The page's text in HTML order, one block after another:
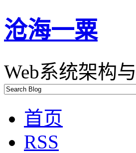
沧海一粟
Web系统架构
首页
RSS